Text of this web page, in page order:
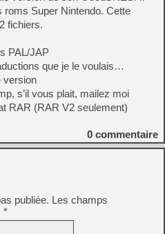
Super Nintendo. Cette
fichiers.
PAL/JAP
que je le voulais…
version
s’il vous plait, mailez moi
RAR (RAR V2 seulement)
0 commentaire
publiée. Les champs
*